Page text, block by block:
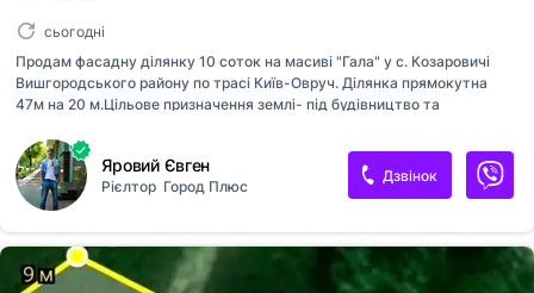
сьогодні
Продам фасадну ділянку 10 соток на масиві "Гала" у с. Козаровичі
Вишгородського району по трасі Київ-Овруч. Ділянка прямокутна
47м на 20 м.Цільове призначення землі- під будівництво та
Електрика поруч. Ціна 10 000 у.е. без комісії для покупця. [телефон
приховано]504621 Євген
Яровий Євген
Рієлтор Город Плюс
Дзвінок